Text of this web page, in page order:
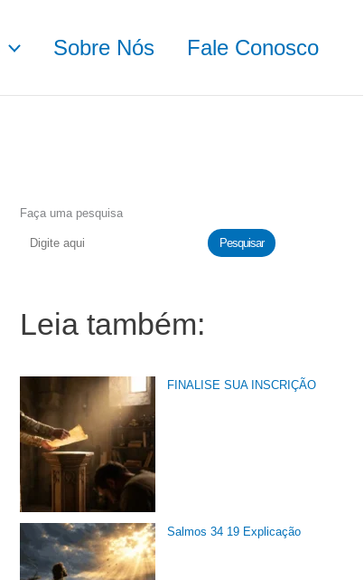
Sobre Nós Fale Conosco
Faça uma pesquisa
Pesquisar
Leia também:
FINALISE SUA INSCRIÇÃO
Salmos 34 19 Explicação